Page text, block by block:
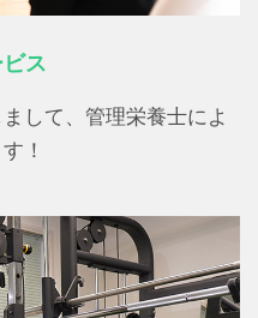
ス
して、管理栄養士によ
！